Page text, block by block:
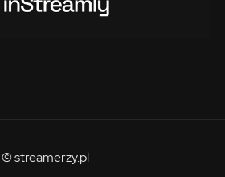
© streamerzy.pl